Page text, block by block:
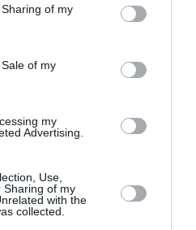
of my
of my
my
Advertising.
Use,
Sharing of my
with the
collected.
κάτω από τη μυστηριώδη
απλωνόταν πένθιμη,
ηλιοβασίλεμα την καρδιά
νουβέλα με
προσφέρονται για την
σκότους έχει ήδη
– θα μας θυμίζει πως
δείχνουν σε κάθε
και της
και την επισφαλή θέση μας
άλλη.